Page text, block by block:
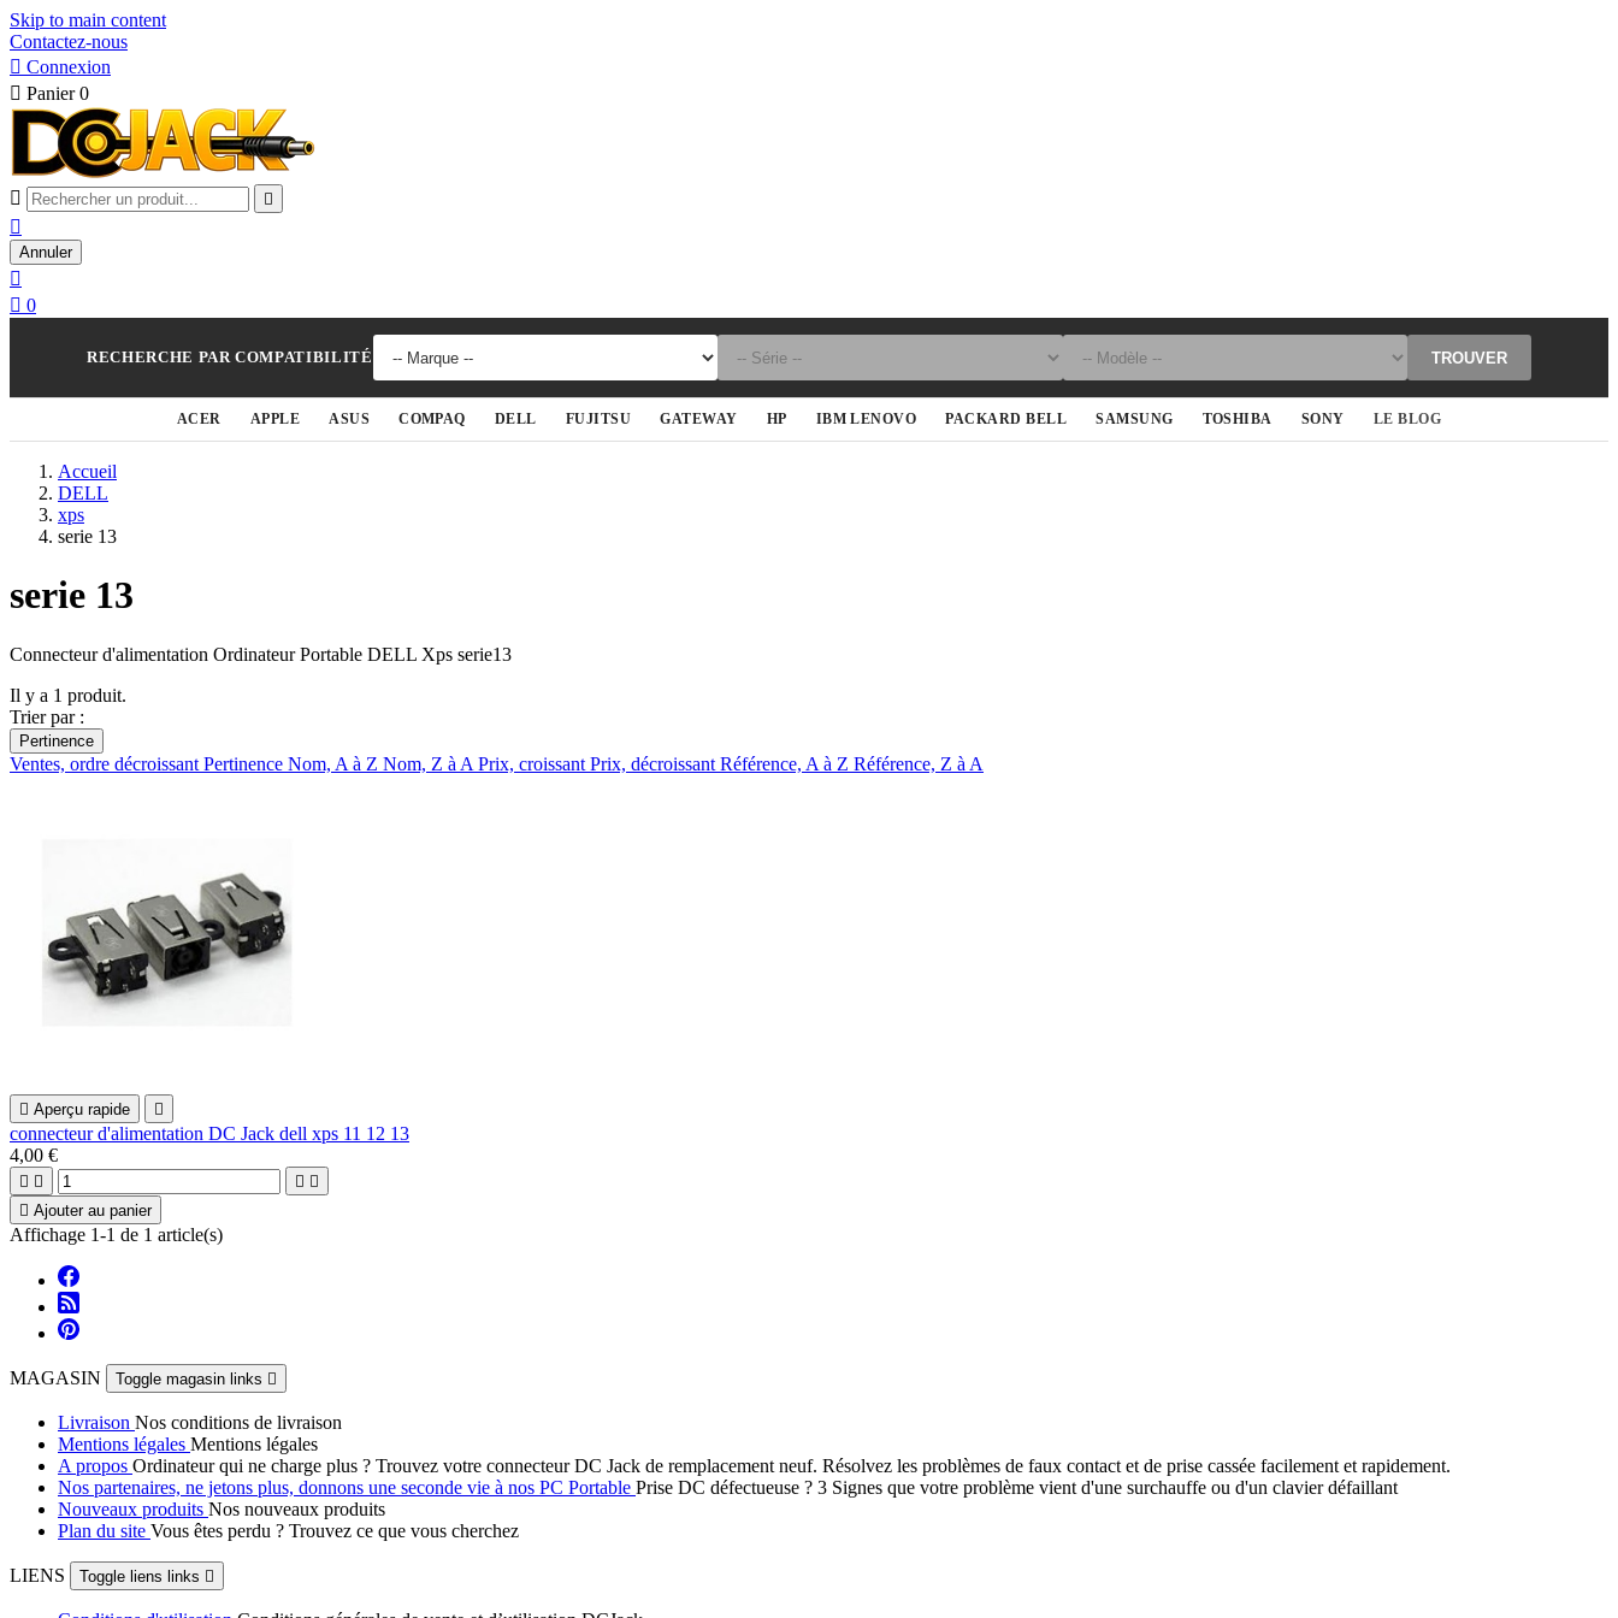
Skip to main content
Contactez-nous
 Connexion
 Panier 0
 

Annuler

 0
RECHERCHE PAR COMPATIBILITÉ TROUVER
ACER APPLE ASUS COMPAQ DELL FUJITSU GATEWAY HP IBM LENOVO PACKARD BELL SAMSUNG TOSHIBA SONY LE BLOG
Accueil
DELL
xps
serie 13
serie 13
Connecteur d'alimentation Ordinateur Portable DELL Xps serie13
Il y a 1 produit.
Trier par :
Pertinence
Ventes, ordre décroissant Pertinence Nom, A à Z Nom, Z à A Prix, croissant Prix, décroissant Référence, A à Z Référence, Z à A
 Aperçu rapide 
connecteur d'alimentation DC Jack dell xps 11 12 13
4,00 €
   
 Ajouter au panier
Affichage 1-1 de 1 article(s)
MAGASIN Toggle magasin links 
Livraison Nos conditions de livraison
Mentions légales Mentions légales
A propos Ordinateur qui ne charge plus ? Trouvez votre connecteur DC Jack de remplacement neuf. Résolvez les problèmes de faux contact et de prise cassée facilement et rapidement.
Nos partenaires, ne jetons plus, donnons une seconde vie à nos PC Portable Prise DC défectueuse ? 3 Signes que votre problème vient d'une surchauffe ou d'un clavier défaillant
Nouveaux produits Nos nouveaux produits
Plan du site Vous êtes perdu ? Trouvez ce que vous cherchez
LIENS Toggle liens links 